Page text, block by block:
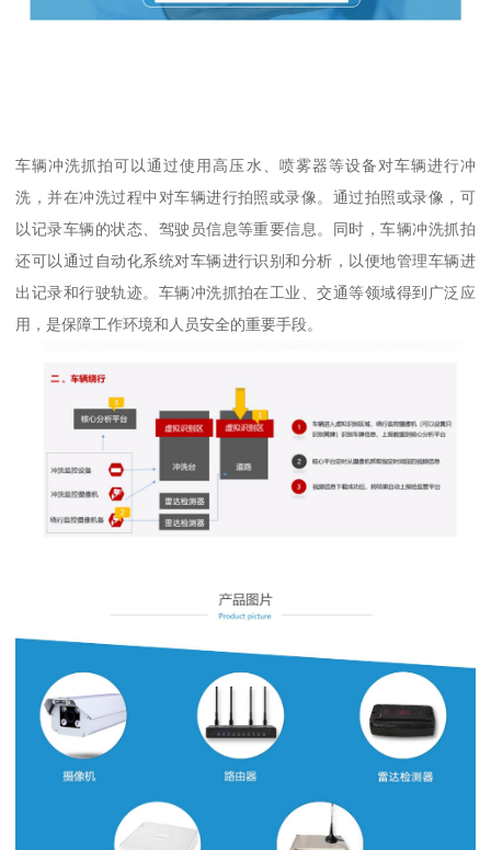
车辆冲洗抓拍可以通过使用高压水、喷雾器等设备对车辆进行冲
洗，并在冲洗过程中对车辆进行拍照或录像。通过拍照或录像，可
以记录车辆的状态、驾驶员信息等重要信息。同时，车辆冲洗抓拍
还可以通过自动化系统对车辆进行识别和分析，以便地管理车辆进
出记录和行驶轨迹。车辆冲洗抓拍在工业、交通等领域得到广泛应
用，是保障工作环境和人员安全的重要手段。